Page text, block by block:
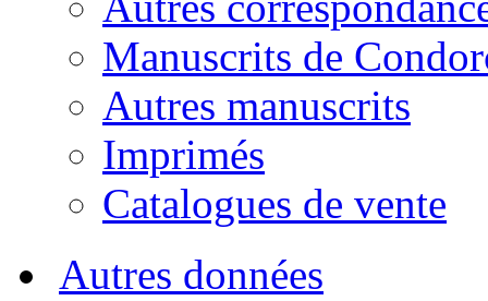
Manuscrits de
Autres manuscrits
Imprimés
Catalogues de vente
Autres données